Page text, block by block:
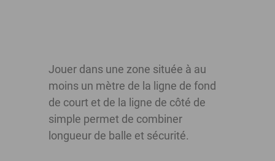
Jouer dans une zone située à au
moins un mètre de la ligne de fond
de court et de la ligne de côté de
simple permet de combiner
longueur de balle et sécurité.